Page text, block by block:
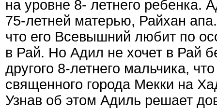
на уровне 8- летнего ребенка.
75-летней матерью, Райхан
что его Всевышний любит по
в Рай. Но Адил не хочет в Рай
другого 8-летнего мальчика,
священного города Мекки на
Узнав об этом Адиль решает